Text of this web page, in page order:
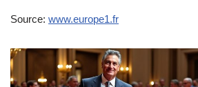
Source: www.europe1.fr